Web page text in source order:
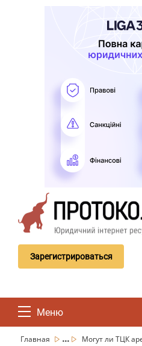
Зарегистрироваться
Меню
Главная ...
Могут ли ТЦК